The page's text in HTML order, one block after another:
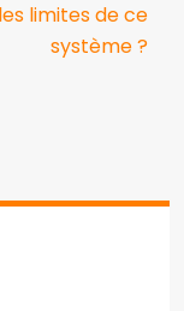
les limites de ce
système ?